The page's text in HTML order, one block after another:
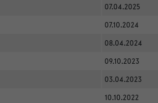
07.04.2025
07.10.2024
08.04.2024
09.10.2023
03.04.2023
10.10.2022